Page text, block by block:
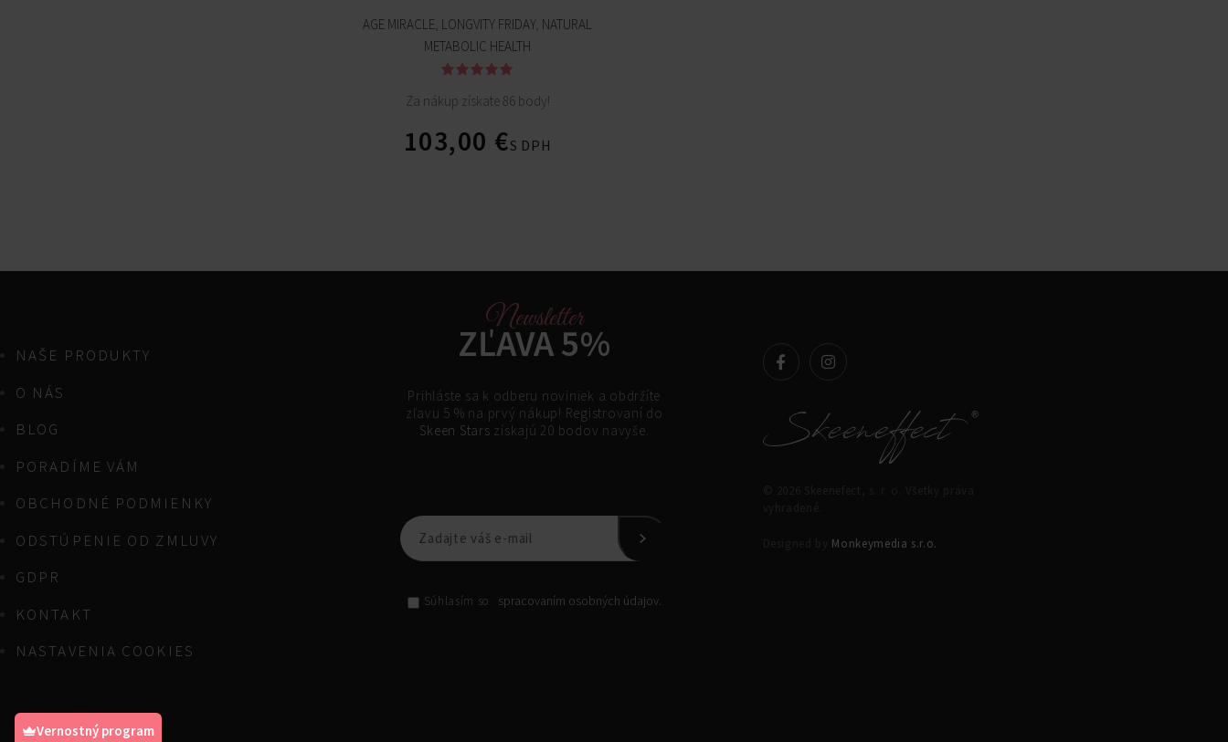
AGE MIRACLE, LONGVITY FRIDAY, NATURAL
METABOLIC HEALTH
Za nákup získate 86 body!
103,00 €S DPH
NAŠE PRODUKTY
O NÁS
BLOG
PORADÍME VÁM
OBCHODNÉ PODMIENKY
ODSTÚPENIE OD ZMLUVY
GDPR
KONTAKT
NASTAVENIA COOKIES
Newsletter
ZĽAVA 5%
Prihláste sa k odberu noviniek a obdržíte
zľavu 5 % na prvý nákup! Registrovaní do
Skeen Stars získajú 20 bodov navyše.
Súhlasím so spracovaním osobných údajov.
Monkeymedia s.r.o.
Vernostný program